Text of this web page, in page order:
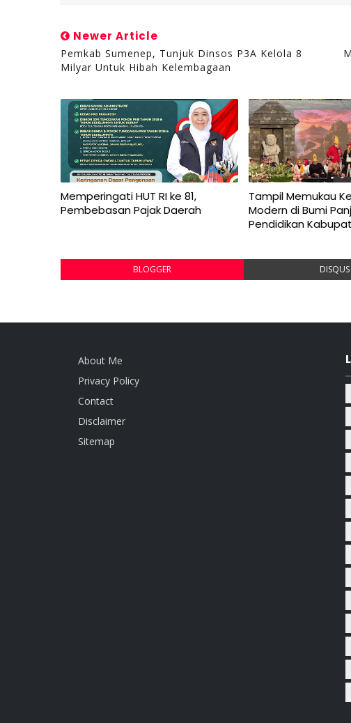
Newer Article
Pemkab Sumenep, Tunjuk Dinsos P3A Kelola 8
Milyar Untuk Hibah Kelembagaan
Memperingati HUT RI ke 81,
Pembebasan Pajak Daerah
Tampil Memukau
Modern di Bumi
Pendidikan
BLOGGER DISQUS
About Me
Privacy Policy
Contact
Disclaimer
Sitemap